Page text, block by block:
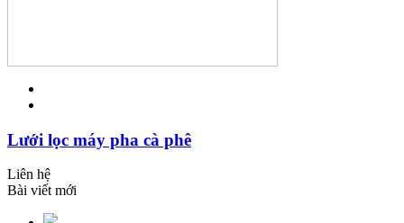
Lưới lọc máy pha cà phê
Liên hệ
Bài viết mới